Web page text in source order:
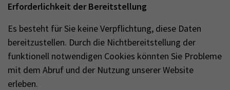
Erforderlichkeit der Bereitstellung
Es besteht für Sie keine Verpflichtung, diese Daten
bereitzustellen. Durch die Nichtbereitstellung der
funktionell notwendigen Cookies könnten Sie Probleme
mit dem Abruf und der Nutzung unserer Website
erleben.